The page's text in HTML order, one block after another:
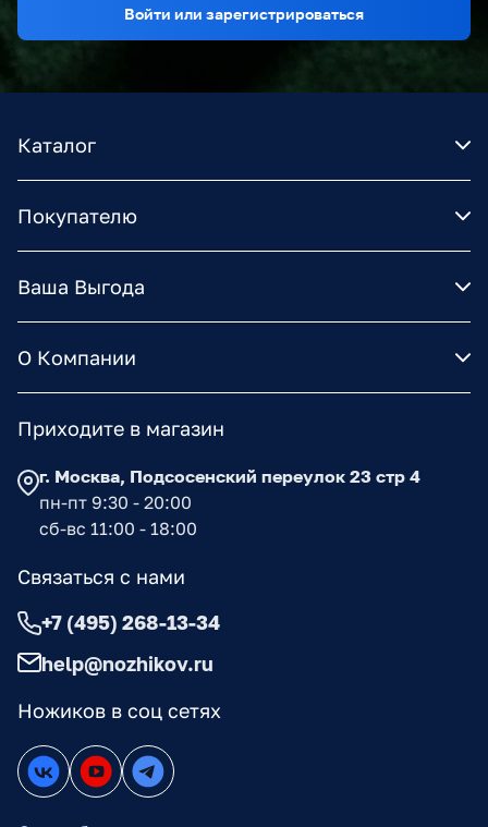
Войти или зарегистрироваться
Каталог
Покупателю
Ваша Выгода
О Компании
Ножиков в соц сетях
Приходите в магазин
г. Москва, Подсосенский переулок 23 стр 4
пн-пт 9:30 - 20:00
сб-вс 11:00 - 18:00
Связаться с нами
+7 (495) 268-13-34
help@nozhikov.ru